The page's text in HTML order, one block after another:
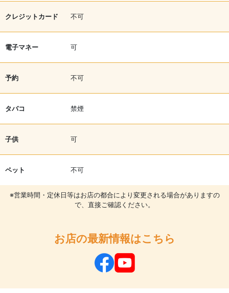
クレジットカード 不可
電子マネー 可
予約 不可
タバコ 禁煙
子供 可
ペット 不可
※営業時間・定休日等はお店の都合により変更される場合がありますの
で、直接ご確認ください。
お店の最新情報はこちら